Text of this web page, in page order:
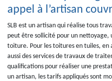
appel à l’artisan
SLB est un artisan qui réalise tous
peut être sollicité pour un nettoyage,
toiture. Pour les toitures en tuiles, en
aussi des services de travaux de
qualifications pour réaliser une
un artisan, les tarifs appliqués sont